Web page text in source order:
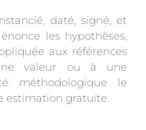
daté, signé, et
les hypothèses,
aux références
valeur ou à une
méthodologique le
estimation gratuite.